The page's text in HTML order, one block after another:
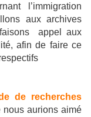
l’immigration
aux archives
appel aux
afin de faire ce
de recherches
nous aurions aimé